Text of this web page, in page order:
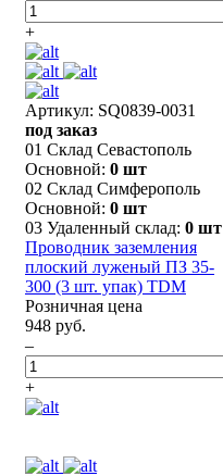
+
Артикул: SQ0839-0031
под заказ
01 Склад Севастополь
Основной: 0 шт
02 Склад Симферополь
Основной: 0 шт
03 Удаленный склад: 0 шт
Проводник заземления
плоский луженый ПЗ 35-
300 (3 шт. упак) ТDM
Розничная цена
948 руб.
–
+